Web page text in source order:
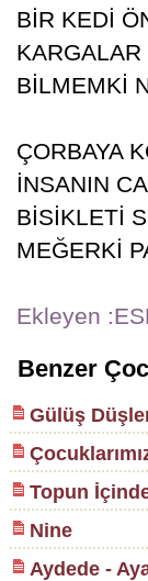
BİR KEDİ
BİLMEMKİ
ÇORBAYA
İNSANIN
BİSİKLETİ
MEĞERKİ
Ekleyen
Benzer
Gülüş
Topun
Nine
Aydede -